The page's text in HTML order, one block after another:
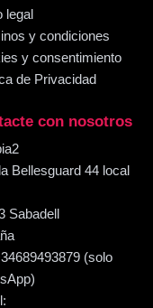
legal
y condiciones
y consentimiento
de Privacidad
con nosotros
Bellesguard 44 local
Sabadell
(solo